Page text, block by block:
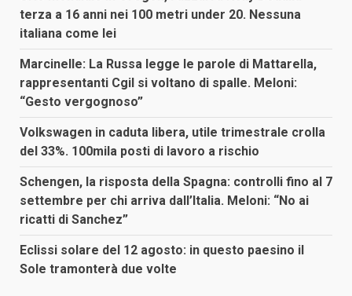
terza a 16 anni nei 100 metri under 20. Nessuna
italiana come lei
Marcinelle: La Russa legge le parole di Mattarella,
rappresentanti Cgil si voltano di spalle. Meloni:
“Gesto vergognoso”
Volkswagen in caduta libera, utile trimestrale crolla
del 33%. 100mila posti di lavoro a rischio
Schengen, la risposta della Spagna: controlli fino al 7
settembre per chi arriva dall’Italia. Meloni: “No ai
ricatti di Sanchez”
Eclissi solare del 12 agosto: in questo paesino il
Sole tramonterà due volte